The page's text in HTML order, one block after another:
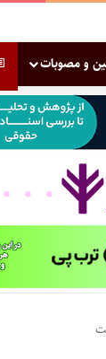
و مصوبات